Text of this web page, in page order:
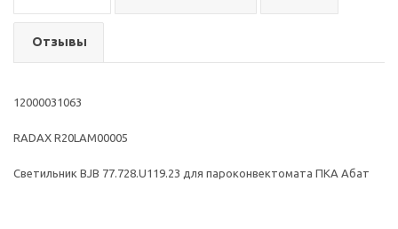
Отзывы
12000031063
RADAX R20LAM00005
Светильник BJB 77.728.U119.23 для пароконвектомата ПКА Абат